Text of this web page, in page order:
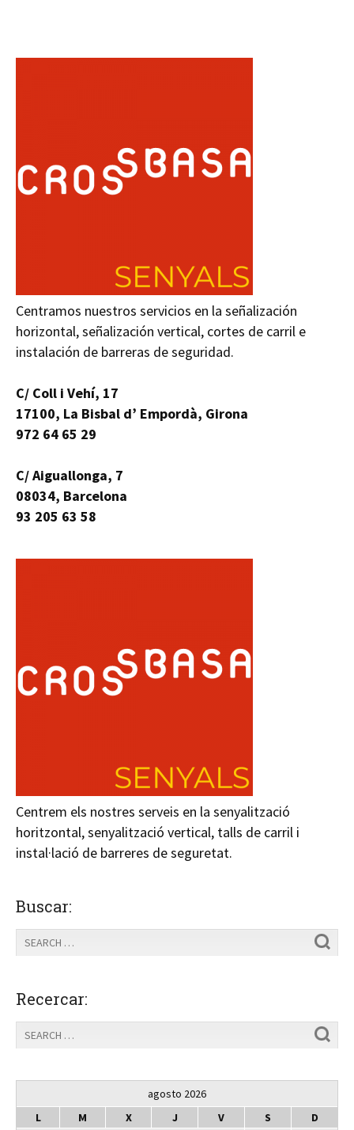
Centramos nuestros servicios en la señalización
horizontal, señalización vertical, cortes de carril e
instalación de barreras de seguridad.
C/ Coll i Vehí, 17
17100, La Bisbal d’ Empordà, Girona
972 64 65 29
C/ Aiguallonga, 7
08034, Barcelona
93 205 63 58
Centrem els nostres serveis en la senyalització
horitzontal, senyalització vertical, talls de carril i
instal·lació de barreres de seguretat.
Buscar:
Recercar:
agosto 2026
L
M X J V S
D